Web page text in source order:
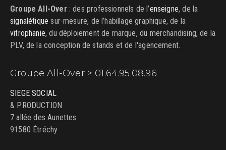
Groupe All-Over : des professionnels de l’enseigne, de la
signalétique sur-mesure, de l’habillage graphique, de la
vitrophanie, du déploiement de marque, du merchandising, de la
PLV, de la conception de stands et de l'agencement.
Groupe All-Over > 01.64.95.08.96
SIEGE SOCIAL
& PRODUCTION
7 allée des Aunettes
91580 Étréchy